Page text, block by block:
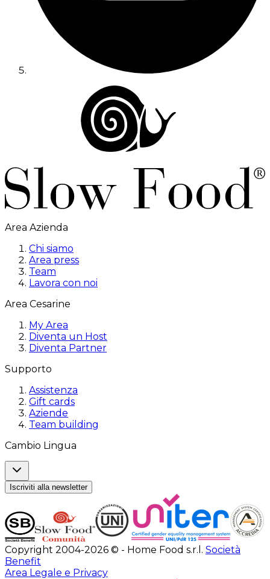
Area Azienda
Chi siamo
Area press
Team
Lavora con noi
Area Cesarine
My Area
Diventa un Host
Diventa Partner
Supporto
Assistenza
Gift cards
Aziende
Team building
Cambio Lingua
Iscriviti alla newsletter
Copyright 2004-2026 © - Home Food s.r.l. Società
Benefit
Area Legale e Privacy